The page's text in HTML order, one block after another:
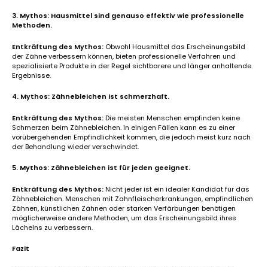
3. Mythos: Hausmittel sind genauso effektiv wie professionelle
Methoden.
Entkräftung des Mythos:Obwohl Hausmittel das Erscheinungsbild
der Zähne verbessern können, bieten professionelle Verfahren und
spezialisierte Produkte in der Regel sichtbarere und länger anhaltende
Ergebnisse.
4. Mythos: Zähnebleichen ist schmerzhaft.
Entkräftung des Mythos:Die meisten Menschen empfinden keine
Schmerzen beim Zähnebleichen. In einigen Fällen kann es zu einer
vorübergehenden Empfindlichkeit kommen, die jedoch meist kurz nach
der Behandlung wieder verschwindet.
5. Mythos: Zähnebleichen ist für jeden geeignet.
Entkräftung des Mythos:Nicht jeder ist ein idealer Kandidat für das
Zähnebleichen. Menschen mit Zahnfleischerkrankungen, empfindlichen
Zähnen, künstlichen Zähnen oder starken Verfärbungen benötigen
möglicherweise andere Methoden, um das Erscheinungsbild ihres
Lächelns zu verbessern.
Fazit